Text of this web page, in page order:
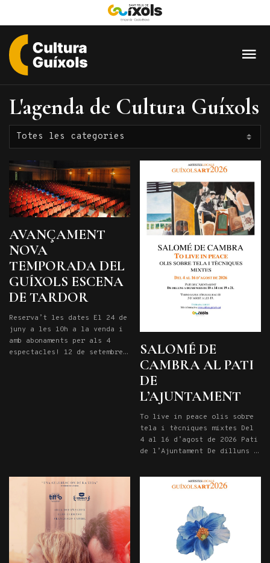
Cultura
Guixols
-
Sant
Feliu
Guíxols
L'agenda de Cultura Guíxols
AVANÇAMENT
NOVA
TEMPORADA DEL
GUÍXOLS ESCENA
DE TARDOR
Reserva’t les dates El 24 de
juny a les 10h a la venda i
amb abonaments per als 4
espectacles! 12 de setembre
SALOMÉ DE
CAMBRA AL PATI
DE
L’AJUNTAMENT
To live in peace olis sobre
tela i tècniques mixtes Del
4 al 16 d’agost de 2026 Pati
de l’Ajuntament De dilluns a
a 21. Vernissatge
d’inauguració: 5 d’agost a